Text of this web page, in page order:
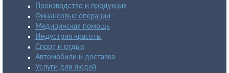
Производство и продукция
Финансовые операции
Медицинская помощь
Индустрия красоты
Спорт и отдых
Автомобили и доставка
Услуги для людей